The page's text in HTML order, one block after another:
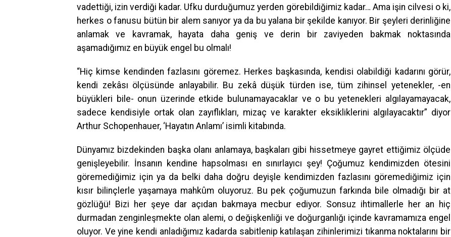
vadettiği, izin verdiği kadar. Ufku durduğumuz yerden görebildiğimiz kadar… Ama işin cilvesi o ki,
herkes o fanusu bütün bir alem sanıyor ya da bu yalana bir şekilde kanıyor. Bir şeyleri derinliğine
anlamak ve kavramak, hayata daha geniş ve derin bir zaviyeden bakmak noktasında
aşamadığımız en büyük engel bu olmalı!
“Hiç kimse kendinden fazlasını göremez. Herkes başkasında, kendisi olabildiği kadarını görür,
kendi zekâsı ölçüsünde anlayabilir. Bu zekâ düşük türden ise, tüm zihinsel yetenekler, -en
büyükleri bile- onun üzerinde etkide bulunamayacaklar ve o bu yetenekleri algılayamayacak,
sadece kendisiyle ortak olan zayıflıkları, mizaç ve karakter eksikliklerini algılayacaktır” diyor
Arthur Schopenhauer, ‘Hayatın Anlamı’ isimli kitabında.
Dünyamız bizdekinden başka olanı anlamaya, başkaları gibi hissetmeye gayret ettiğimiz ölçüde
genişleyebilir. İnsanın kendine hapsolması en sınırlayıcı şey! Çoğumuz kendimizden ötesini
göremediğimiz için ya da belki daha doğru deyişle kendimizden fazlasını göremediğimiz için
kısır bilinçlerle yaşamaya mahkûm oluyoruz. Bu pek çoğumuzun farkında bile olmadığı bir at
gözlüğü! Bizi her şeye dar açıdan bakmaya mecbur ediyor. Sonsuz ihtimallerle her an hiç
durmadan zenginleşmekte olan alemi, o değişkenliği ve doğurganlığı içinde kavramamıza engel
oluyor. Ve yine kendi anladığımız kadarda sabitlenip katılaşan zihinlerimizi tıkanma noktalarını bir